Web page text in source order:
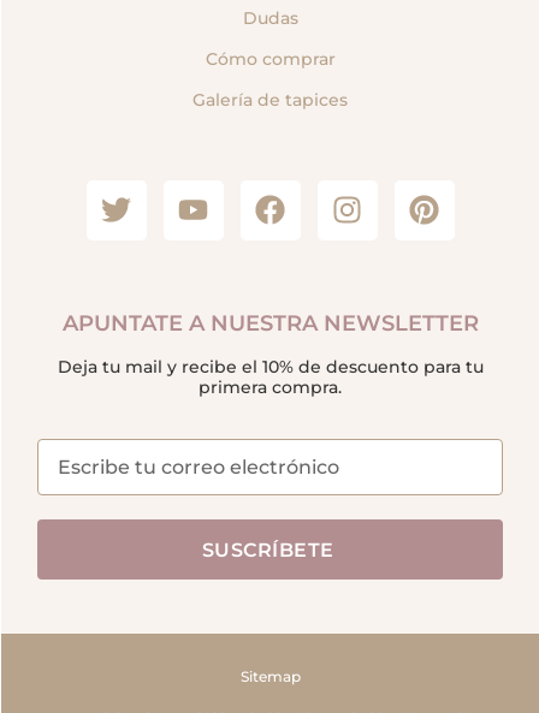
Dudas
Cómo comprar
Galería de tapices
APUNTATE A NUESTRA NEWSLETTER
Deja tu mail y recibe el 10% de descuento para tu
primera compra.
SUSCRÍBETE
Sitemap